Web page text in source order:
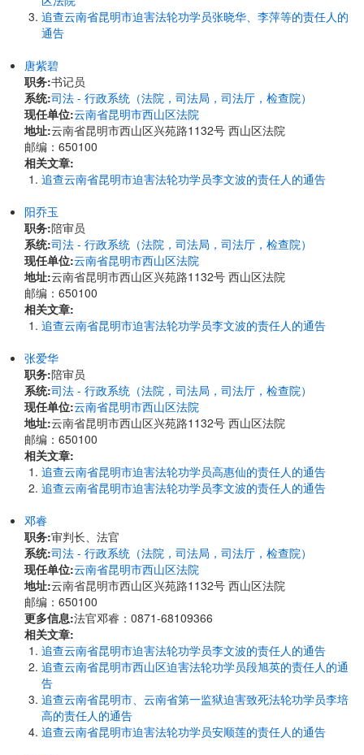
追查云南省昆明市迫害法轮功学员张晓华、李萍等的责任人的
通告
唐紫碧
职务:书记员
系统:司法 - 行政系统（法院，司法局，司法厅，检查院）
现任单位:云南省昆明市西山区法院
地址:云南省昆明市西山区兴苑路1132号 西山区法院
邮编：650100
相关文章:
追查云南省昆明市迫害法轮功学员李文波的责任人的通告
阳乔玉
职务:陪审员
系统:司法 - 行政系统（法院，司法局，司法厅，检查院）
现任单位:云南省昆明市西山区法院
地址:云南省昆明市西山区兴苑路1132号 西山区法院
邮编：650100
相关文章:
追查云南省昆明市迫害法轮功学员李文波的责任人的通告
张爱华
职务:陪审员
系统:司法 - 行政系统（法院，司法局，司法厅，检查院）
现任单位:云南省昆明市西山区法院
地址:云南省昆明市西山区兴苑路1132号 西山区法院
邮编：650100
相关文章:
追查云南省昆明市迫害法轮功学员高惠仙的责任人的通告
追查云南省昆明市迫害法轮功学员李文波的责任人的通告
邓睿
职务:审判长、法官
系统:司法 - 行政系统（法院，司法局，司法厅，检查院）
现任单位:云南省昆明市西山区法院
地址:云南省昆明市西山区兴苑路1132号 西山区法院
邮编：650100
更多信息:法官邓睿：0871-68109366
相关文章:
追查云南省昆明市迫害法轮功学员李文波的责任人的通告
追查云南省昆明市西山区迫害法轮功学员段旭英的责任人的通
告
追查云南省昆明市、云南省第一监狱迫害致死法轮功学员李培
高的责任人的通告
追查云南省昆明市迫害法轮功学员安顺莲的责任人的通告